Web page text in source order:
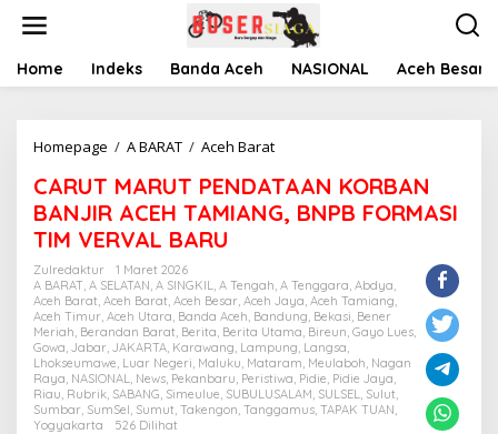
t
Home Indeks Banda Aceh NASIONAL Aceh Besar
Homepage / A BARAT / Aceh Barat
R
U
T
R
U
T
P
E
N
D
CARUT MARUT PENDATAAN KORBAN
BANJIR ACEH TAMIANG, BNPB FORMASI
TIM VERVAL BARU
Zulredaktur
1 Maret 2026
A BARAT, A SELATAN, A SINGKIL, A Tengah, A Tenggara, Abdya,
Aceh Barat, Aceh Barat, Aceh Besar, Aceh Jaya, Aceh Tamiang,
Aceh Timur, Aceh Utara, Banda Aceh, Bandung, Bekasi, Bener
Meriah, Berandan Barat, Berita, Berita Utama, Bireun, Gayo Lues,
Gowa, Jabar, JAKARTA, Karawang, Lampung, Langsa,
Lhokseumawe, Luar Negeri, Maluku, Mataram, Meulaboh, Nagan
Raya, NASIONAL, News, Pekanbaru, Peristiwa, Pidie, Pidie Jaya,
Riau, Rubrik, SABANG, Simeulue, SUBULUSALAM, SULSEL, Sulut,
Sumbar, SumSel, Sumut, Takengon, Tanggamus, TAPAK TUAN,
Yogyakarta
526 Dilihat